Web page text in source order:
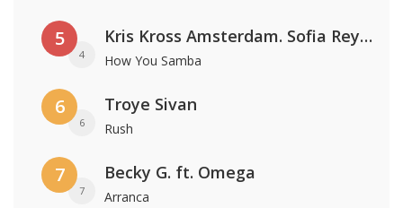
5
4
Kris Kross Amsterdam. Sofia Reyes & Tinie Tempah
How You Samba
6
6
Troye Sivan
Rush
7
7
Becky G. ft. Omega
Arranca